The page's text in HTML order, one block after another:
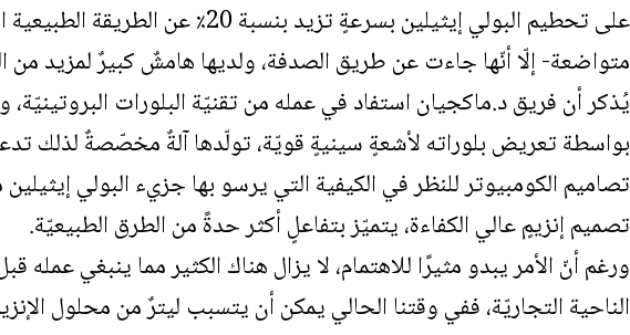
على تحطيم البولي إيثيلين بسرعةٍ تزيد
متواضعة- إلّا أنّها جاءت عن طريق الصدفة، ولديها هامشٌ كبيرٌ لمزيد من
يُذكر أن فريق د.ماكجيان استفاد في عمله من تقنيّة البلورات
تصاميم الكومبيوتر للنظر في الكيفية التي يرسو بها جزيء البولي
تصميم إنزيمٍ عالي الكفاءة، يتميّز بتفاعلٍ أكثر حدةً من الطرق الطبيعيّة.
الناحية التجاريّة، ففي وقتنا الحالي يمكن أن يتسبب ليترٌ من محلول